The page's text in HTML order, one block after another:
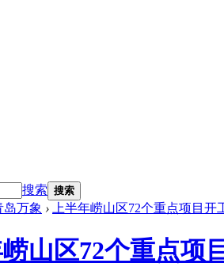
搜索 搜索
岛万象 › 上半年崂山区72个重点项目
山区72个重点项